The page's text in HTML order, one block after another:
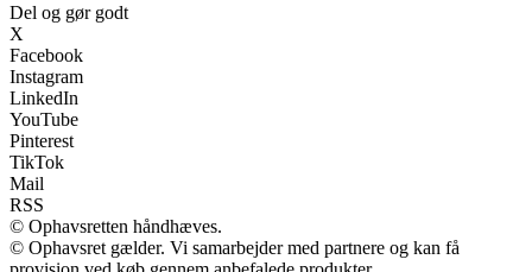
Del og gør godt
X
Facebook
Instagram
LinkedIn
YouTube
Pinterest
TikTok
Mail
RSS
© Ophavsretten håndhæves.
© Ophavsret gælder. Vi samarbejder med partnere og kan få